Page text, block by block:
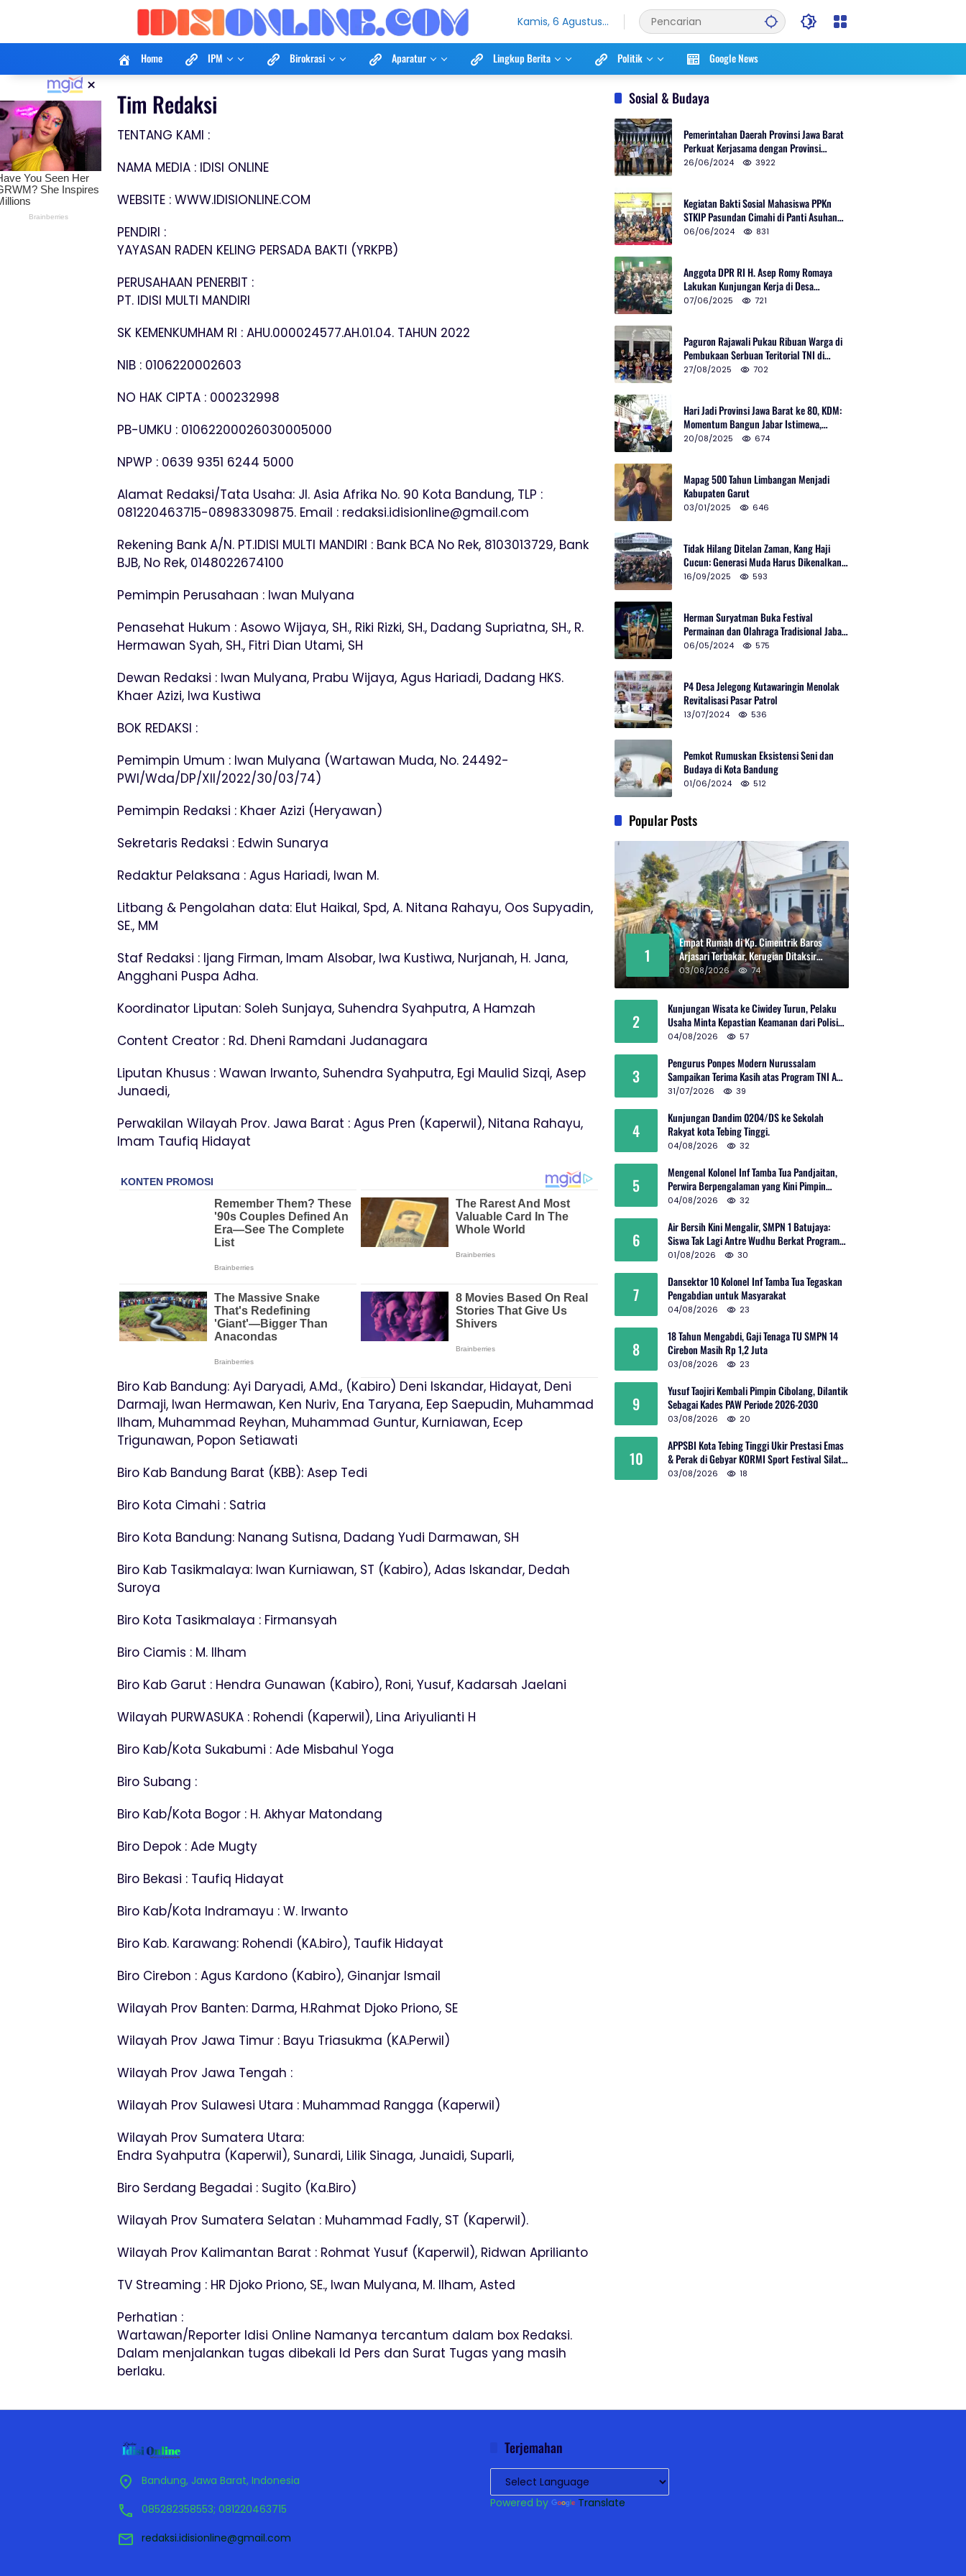
Kamis, 6 Agustus
Home IPM Birokrasi Aparatur Lingkup Berita Politik Google News
×
Tim Redaksi
TENTANG KAMI :
NAMA MEDIA : IDISI ONLINE
WEBSITE : WWW.IDISIONLINE.COM
PENDIRI :
YAYASAN RADEN KELING PERSADA BAKTI (YRKPB)
PERUSAHAAN PENERBIT :
PT. IDISI MULTI MANDIRI
SK KEMENKUMHAM RI : AHU.000024577.AH.01.04. TAHUN 2022
NIB : 0106220002603
NO HAK CIPTA : 000232998
PB-UMKU : 01062200026030005000
NPWP : 0639 9351 6244 5000
Alamat Redaksi/Tata Usaha: Jl. Asia Afrika No. 90 Kota Bandung, TLP :
081220463715-08983309875. Email : redaksi.idisionline@gmail.com
Rekening Bank A/N. PT.IDISI MULTI MANDIRI : Bank BCA No Rek, 8103013729, Bank
BJB, No Rek, 0148022674100
Pemimpin Perusahaan : Iwan Mulyana
Penasehat Hukum : Asowo Wijaya, SH., Riki Rizki, SH., Dadang Supriatna, SH., R.
Hermawan Syah, SH., Fitri Dian Utami, SH
Dewan Redaksi : Iwan Mulyana, Prabu Wijaya, Agus Hariadi, Dadang HKS.
Khaer Azizi, Iwa Kustiwa
BOK REDAKSI :
Pemimpin Umum : Iwan Mulyana (Wartawan Muda, No. 24492-
PWI/Wda/DP/XII/2022/30/03/74)
Pemimpin Redaksi : Khaer Azizi (Heryawan)
Sekretaris Redaksi : Edwin Sunarya
Redaktur Pelaksana : Agus Hariadi, Iwan M.
Litbang & Pengolahan data: Elut Haikal, Spd, A. Nitana Rahayu, Oos Supyadin,
SE., MM
Staf Redaksi : Ijang Firman, Imam Alsobar, Iwa Kustiwa, Nurjanah, H. Jana,
Angghani Puspa Adha.
Koordinator Liputan: Soleh Sunjaya, Suhendra Syahputra, A Hamzah
Content Creator : Rd. Dheni Ramdani Judanagara
Liputan Khusus : Wawan Irwanto, Suhendra Syahputra, Egi Maulid Sizqi, Asep
Junaedi,
Perwakilan Wilayah Prov. Jawa Barat : Agus Pren (Kaperwil), Nitana Rahayu,
Imam Taufiq Hidayat
Biro Kab Bandung: Ayi Daryadi, A.Md., (Kabiro) Deni Iskandar, Hidayat, Deni
Darmaji, Iwan Hermawan, Ken Nuriv, Ena Taryana, Eep Saepudin, Muhammad
Ilham, Muhammad Reyhan, Muhammad Guntur, Kurniawan, Ecep
Trigunawan, Popon Setiawati
Biro Kab Bandung Barat (KBB): Asep Tedi
Biro Kota Cimahi : Satria
Biro Kota Bandung: Nanang Sutisna, Dadang Yudi Darmawan, SH
Biro Kab Tasikmalaya: Iwan Kurniawan, ST (Kabiro), Adas Iskandar, Dedah
Suroya
Biro Kota Tasikmalaya : Firmansyah
Biro Ciamis : M. Ilham
Biro Kab Garut : Hendra Gunawan (Kabiro), Roni, Yusuf, Kadarsah Jaelani
Wilayah PURWASUKA : Rohendi (Kaperwil), Lina Ariyulianti H
Biro Kab/Kota Sukabumi : Ade Misbahul Yoga
Biro Subang :
Biro Kab/Kota Bogor : H. Akhyar Matondang
Biro Depok : Ade Mugty
Biro Bekasi : Taufiq Hidayat
Biro Kab/Kota Indramayu : W. Irwanto
Biro Kab. Karawang: Rohendi (KA.biro), Taufik Hidayat
Biro Cirebon : Agus Kardono (Kabiro), Ginanjar Ismail
Wilayah Prov Banten: Darma, H.Rahmat Djoko Priono, SE
Wilayah Prov Jawa Timur : Bayu Triasukma (KA.Perwil)
Wilayah Prov Jawa Tengah :
Wilayah Prov Sulawesi Utara : Muhammad Rangga (Kaperwil)
Wilayah Prov Sumatera Utara:
Endra Syahputra (Kaperwil), Sunardi, Lilik Sinaga, Junaidi, Suparli,
Biro Serdang Begadai : Sugito (Ka.Biro)
Wilayah Prov Sumatera Selatan : Muhammad Fadly, ST (Kaperwil).
Wilayah Prov Kalimantan Barat : Rohmat Yusuf (Kaperwil), Ridwan Aprilianto
TV Streaming : HR Djoko Priono, SE., Iwan Mulyana, M. Ilham, Asted
Perhatian :
Wartawan/Reporter Idisi Online Namanya tercantum dalam box Redaksi.
Dalam menjalankan tugas dibekali Id Pers dan Surat Tugas yang masih
berlaku.
Sosial & Budaya
Pemerintahan Daerah Provinsi Jawa Barat
Perkuat Kerjasama dengan Provinsi
Chungcheongnam Do Korea Selatan
26/06/2024 3922
Kegiatan Bakti Sosial Mahasiswa PPKn
STKIP Pasundan Cimahi di Panti Asuhan
Ulul Azmi Kota Cimahi
06/06/2024 831
Anggota DPR RI H. Asep Romy Romaya
Lakukan Kunjungan Kerja di Desa
Patrolsari
07/06/2025 721
Paguron Rajawali Pukau Ribuan Warga di
Pembukaan Serbuan Teritorial TNI di
Cibatu
27/08/2025 702
Hari Jadi Provinsi Jawa Barat ke 80, KDM:
Momentum Bangun Jabar Istimewa,
Lembur di Urus Kota Ditata
20/08/2025 674
Mapag 500 Tahun Limbangan Menjadi
Kabupaten Garut
03/01/2025 646
Tidak Hilang Ditelan Zaman, Kang Haji
Cucun: Generasi Muda Harus Dikenalkan
Pencak Silat
16/09/2025 593
Herman Suryatman Buka Festival
Permainan dan Olahraga Tradisional Jabar
2024 di Gedung Teater Tertutup
06/05/2024 575
P4 Desa Jelegong Kutawaringin Menolak
Revitalisasi Pasar Patrol
13/07/2024 536
Pemkot Rumuskan Eksistensi Seni dan
Budaya di Kota Bandung
01/06/2024 512
Popular Posts
1
Empat Rumah di Kp. Cimentrik Baros
Arjasari Terbakar, Kerugian Ditaksir
Rp600 Juta
03/08/2026 74
2
Kunjungan Wisata ke Ciwidey Turun, Pelaku
Usaha Minta Kepastian Keamanan dari Polisi
dan Pemprov Jabar
04/08/2026 57
3
Pengurus Ponpes Modern Nurussalam
Sampaikan Terima Kasih atas Program TNI AD
Manunggal Air
31/07/2026 39
4
Kunjungan Dandim 0204/DS ke Sekolah
Rakyat kota Tebing Tinggi.
04/08/2026 32
5
Mengenal Kolonel Inf Tamba Tua Pandjaitan,
Perwira Berpengalaman yang Kini Pimpin
Sektor 10 Citarum Harum
04/08/2026 32
6
Air Bersih Kini Mengalir, SMPN 1 Batujaya:
Siswa Tak Lagi Antre Wudhu Berkat Program
TNI AD
01/08/2026 30
7
Dansektor 10 Kolonel Inf Tamba Tua Tegaskan
Pengabdian untuk Masyarakat
04/08/2026 23
8
18 Tahun Mengabdi, Gaji Tenaga TU SMPN 14
Cirebon Masih Rp 1,2 Juta
03/08/2026 23
9
Yusuf Taojiri Kembali Pimpin Cibolang, Dilantik
Sebagai Kades PAW Periode 2026-2030
03/08/2026 20
10
APPSBI Kota Tebing Tinggi Ukir Prestasi Emas
& Perak di Gebyar KORMI Sport Festival Silat
Budaya Sumut
03/08/2026 18
Bandung, Jawa Barat, Indonesia
085282358553; 081220463715
redaksi.idisionline@gmail.com
Terjemahan
Powered by Translate